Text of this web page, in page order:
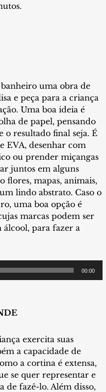
uma obra de
e peça para a criança
Uma boa ideia é
de papel, pensando
o resultado final seja. É
EVA, desenhar com
ou prender miçangas
juntos em alguns
flores, mapas, animais,
lindo abstrato. Caso o
uma boa opção é
marcas podem ser
para fazer a
00:00
exercita suas
a capacidade de
a cortina é extensa,
se quer representar e
fazê-lo. Além disso,